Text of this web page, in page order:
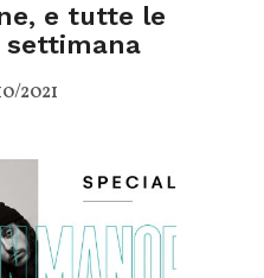
e tutte le
settimana
2021